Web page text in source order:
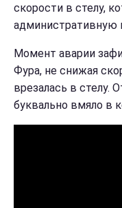
скорости в стелу,
административную
Момент аварии
Фура, не снижая
врезалась в стелу.
буквально вмяло в